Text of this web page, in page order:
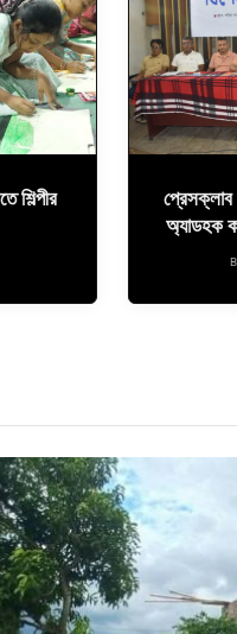
শিল্পীর
প্রেসক্লাব
অ্যাডহক